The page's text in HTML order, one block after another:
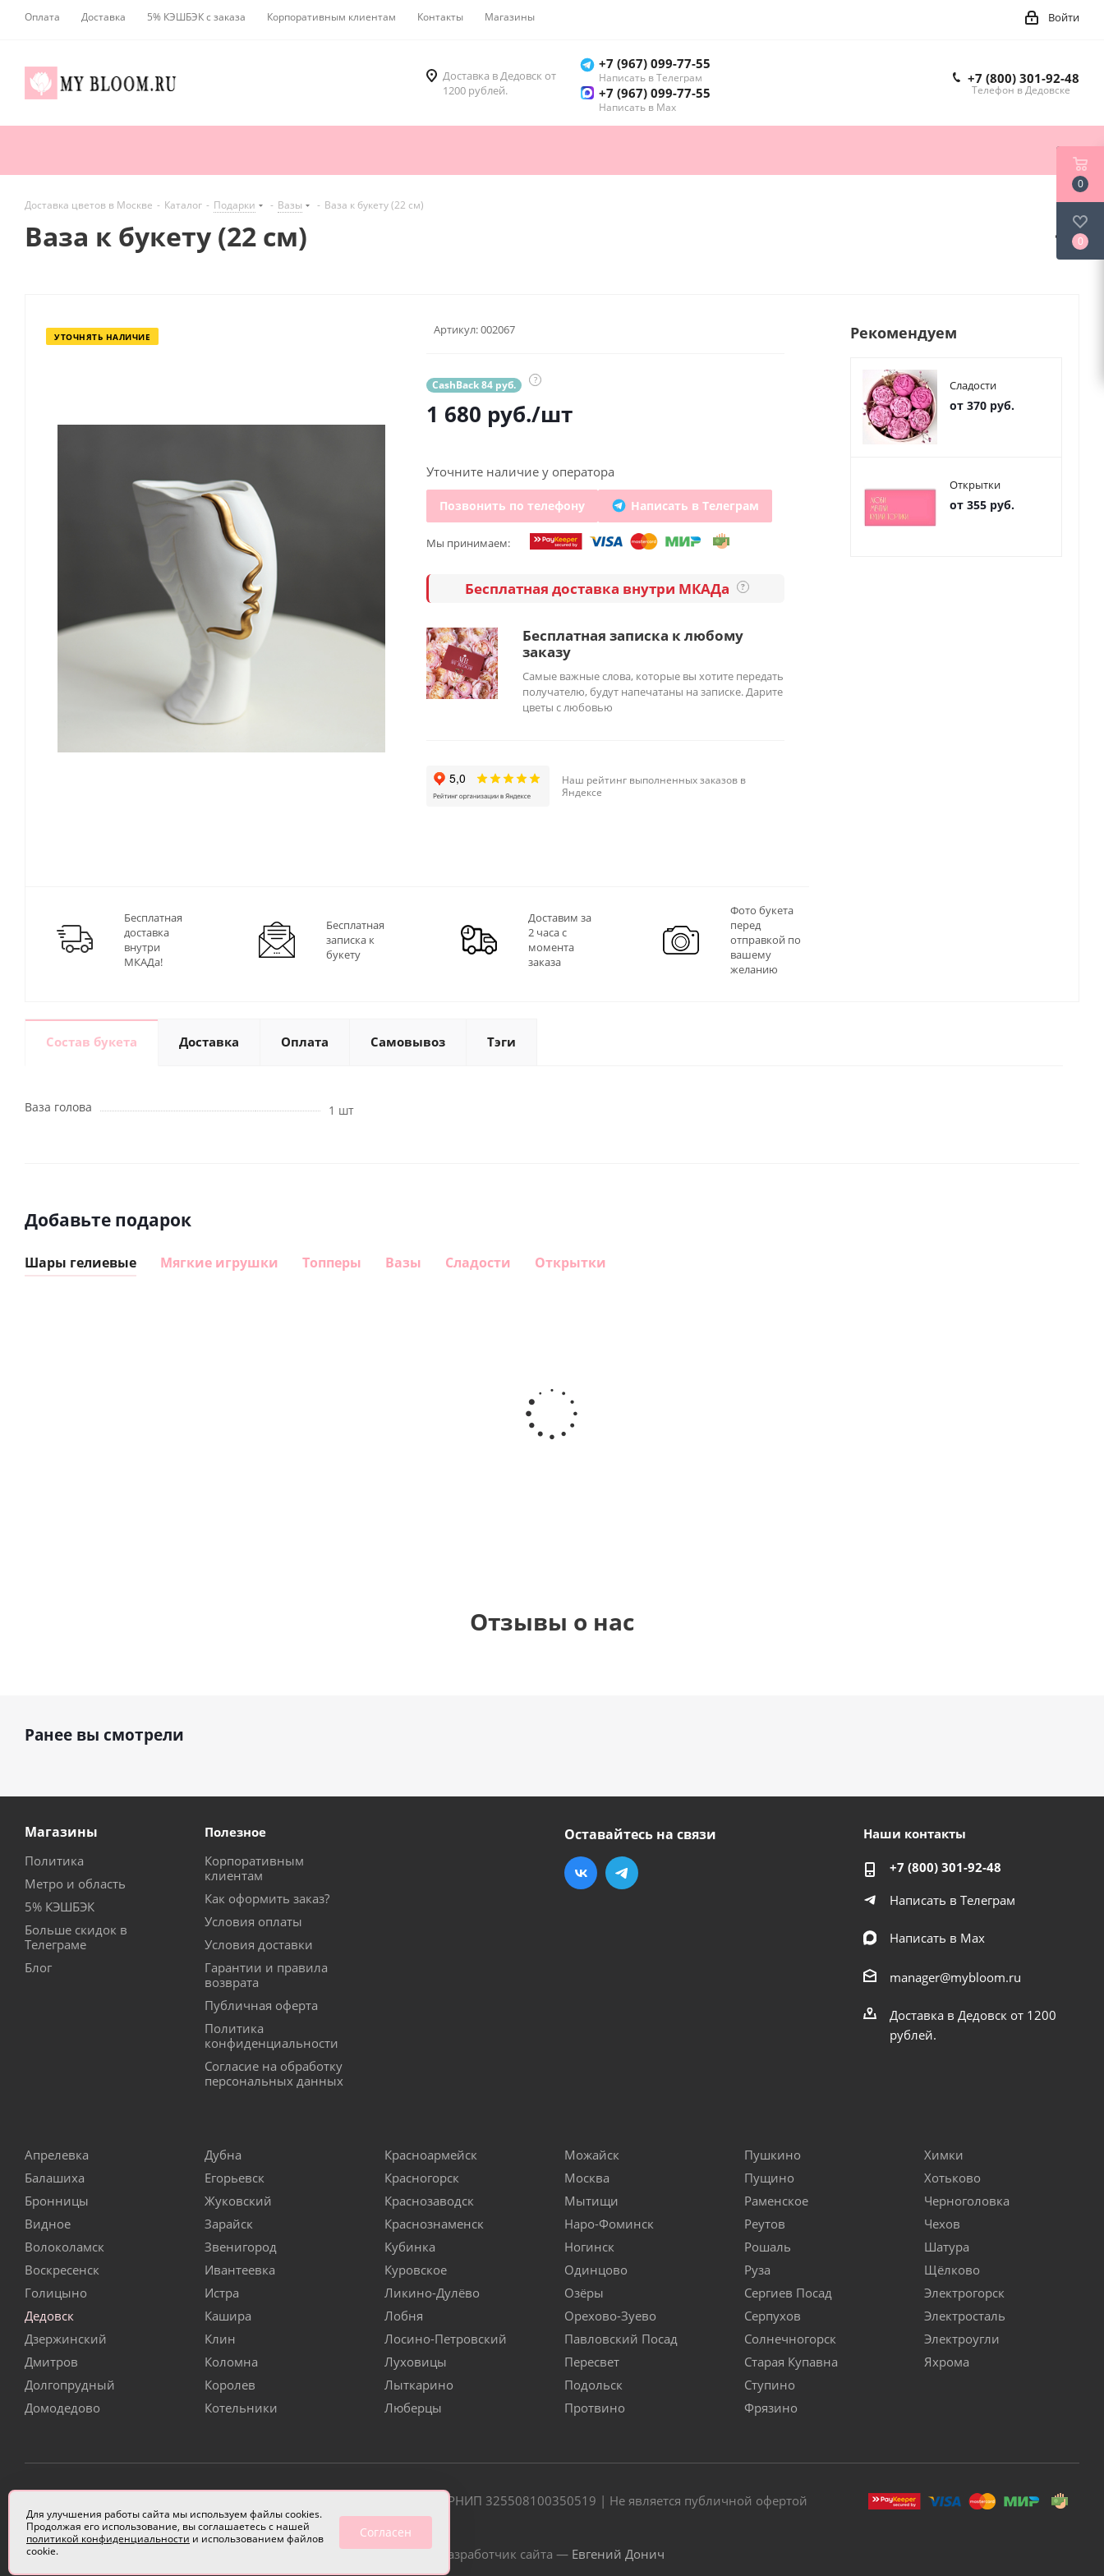
Оплата Доставка 5% КЭШБЭК с заказа Корпоративным клиентам Контакты Магазины Войти
Доставка в Дедовск от
1200 рублей.
+7 (967) 099-77-55
Написать в Телеграм
+7 (967) 099-77-55
Написать в Мах
+7 (800) 301-92-48
Телефон в Дедовске
Доставка цветов в Москве - Каталог - Подарки - Вазы - Ваза к букету (22 см)
Ваза к букету (22 см)
УТОЧНЯТЬ НАЛИЧИЕ
Артикул:002067
CashBack 84 руб. ?
1 680 руб./шт
Уточните наличие у оператора
Позвонить по телефону Написать в Телеграм
Мы принимаем:
Бесплатная доставка внутри МКАДа ?
Бесплатная записка к любому
заказу
Самые важные слова, которые вы хотите передать
получателю, будут напечатаны на записке. Дарите
цветы с любовью
Наш рейтинг выполненных заказов в
Яндексе
Бесплатная
доставка
внутри
МКАДа!
Бесплатная
записка к
букету
Доставим за
2 часа с
момента
заказа
Фото букета
перед
отправкой по
вашему
желанию
Рекомендуем
Сладости
от 370 руб.
Открытки
от 355 руб.
Состав букета Доставка Оплата Самовывоз Тэги
Ваза голова 1 шт
Добавьте подарок
Шары гелиевые Мягкие игрушки Топперы Вазы Сладости Открытки
Самая
самая
Отзывы о нас
Ранее вы смотрели
Магазины
Политика
Метро и область
5% КЭШБЭК
Больше скидок в
Телеграме
Блог
Полезное
Корпоративным
клиентам
Как оформить заказ?
Условия оплаты
Условия доставки
Гарантии и правила
возврата
Публичная оферта
Политика
конфиденциальности
Согласие на обработку
персональных данных
Оставайтесь на связи Наши контакты
+7 (800) 301-92-48
Написать в Телеграм
Написать в Мах
manager@mybloom.ru
Доставка в Дедовск от 1200
рублей.
Апрелевка
Балашиха
Бронницы
Видное
Волоколамск
Воскресенск
Голицыно
Дедовск
Дзержинский
Дмитров
Долгопрудный
Домодедово
Дубна
Егорьевск
Жуковский
Зарайск
Звенигород
Ивантеевка
Истра
Кашира
Клин
Коломна
Королев
Котельники
Красноармейск
Красногорск
Краснозаводск
Краснознаменск
Кубинка
Куровское
Ликино-Дулёво
Лобня
Лосино-Петровский
Луховицы
Лыткарино
Люберцы
Можайск
Москва
Мытищи
Наро-Фоминск
Ногинск
Одинцово
Озёры
Орехово-Зуево
Павловский Посад
Пересвет
Подольск
Протвино
Пушкино
Пущино
Раменское
Реутов
Рошаль
Руза
Сергиев Посад
Серпухов
Солнечногорск
Старая Купавна
Ступино
Фрязино
Химки
Хотьково
Черноголовка
Чехов
Шатура
Щёлково
Электрогорск
Электросталь
Электроугли
Яхрома
ИП Чулкова Анастасия Александровна ИНН 331405822720 | ОГРН/ОГРНИП 325508100350519 | Не является публичной офертой
Разработчик сайта — Евгений Донич
0
0
Для улучшения работы сайта мы используем файлы cookies.
Продолжая его использование, вы соглашаетесь с нашей
политикой конфиденциальности и использованием файлов
cookie.
Согласен